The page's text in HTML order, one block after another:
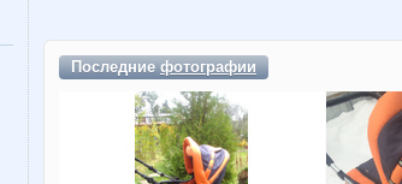
Последниефотографии